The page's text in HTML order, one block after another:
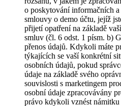
o poskytování informačních
smlouvy o demo účtu, jejíž
přijetí opatření na základě
smluv (čl. 6 odst. 1 písm. b)
přenos údajů. Kdykoli máte
týkajících se vaší konkrétní
osobních údajů, pokud
údaje na základě svého
souvislosti s marketingem
osobní údaje zpracovávány
právo kdykoli vznést